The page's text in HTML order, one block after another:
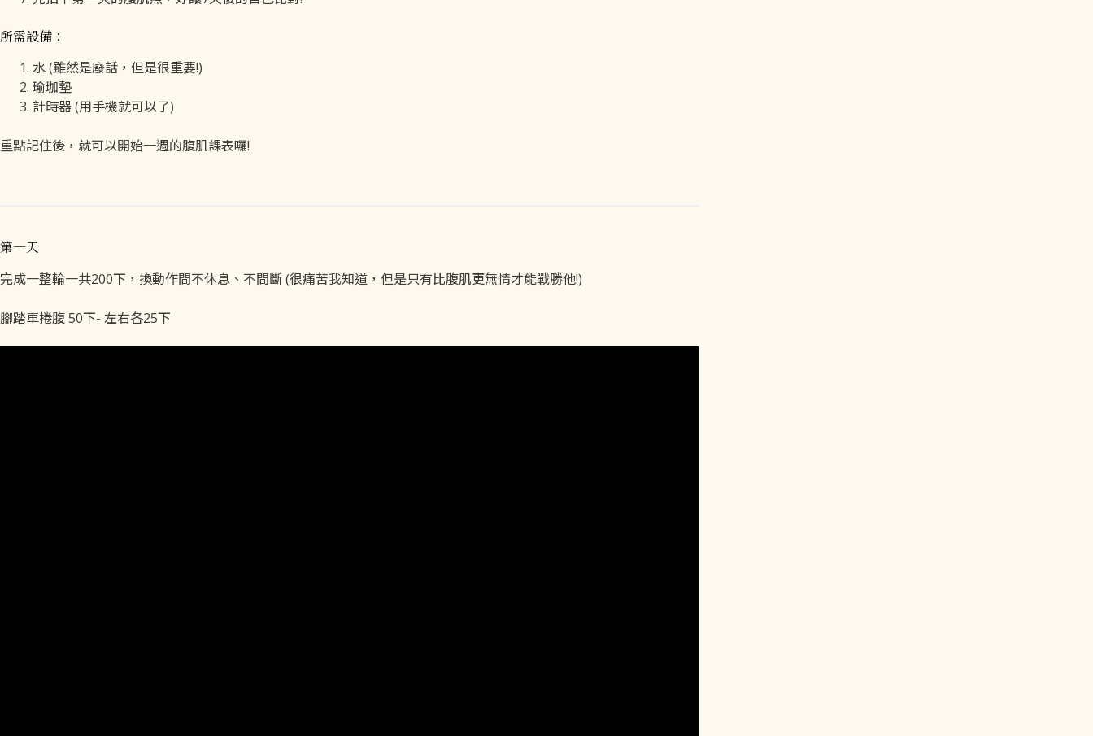
所需設備：
水 (雖然是廢話，但是很重要!)
瑜珈墊
計時器 (用手機就可以了)
重點記住後，就可以開始一週的腹肌課表囉!
第一天
完成一整輪一共200下，換動作間不休息、不間斷 (很痛苦我知道，但是只有比腹肌更無情才能戰勝他!)
腳踏車捲腹 50下- 左右各25下